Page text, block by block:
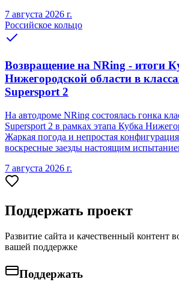
7 августа 2026 г.
Российское кольцо
Возвращение на NRing - итоги
Нижегородской области в
Supersport 2
На автодроме NRing состоялась гонка
Supersport 2 в рамках этапа Кубка
Жаркая погода и непростая
воскресные заезды настоящим
7 августа 2026 г.
Поддержать проект
Развитие сайта и качественный контент
вашей поддержке
Поддержать